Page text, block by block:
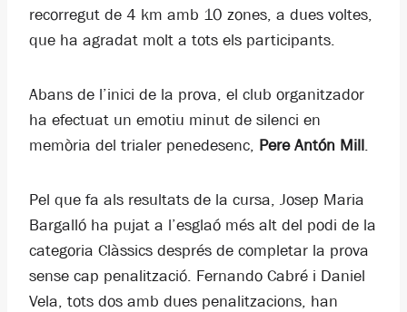
recorregut de 4 km amb 10 zones, a dues voltes,
que ha agradat molt a tots els participants.
Abans de l’inici de la prova, el club organitzador
ha efectuat un emotiu minut de silenci en
memòria del trialer penedesenc, Pere Antón Mill.
Pel que fa als resultats de la cursa, Josep Maria
Bargalló ha pujat a l’esglaó més alt del podi de la
categoria Clàssics després de completar la prova
sense cap penalització. Fernando Cabré i Daniel
Vela, tots dos amb dues penalitzacions, han